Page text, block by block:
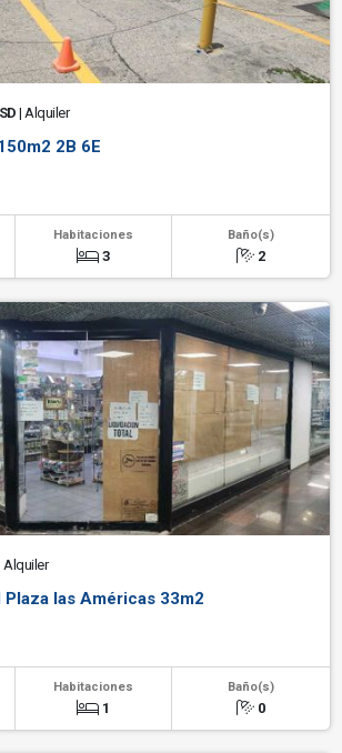
| Alquiler
2B 6E
Habitaciones
3
Baño(s)
2
Alquiler
las Américas 33m2
Habitaciones
1
Baño(s)
0